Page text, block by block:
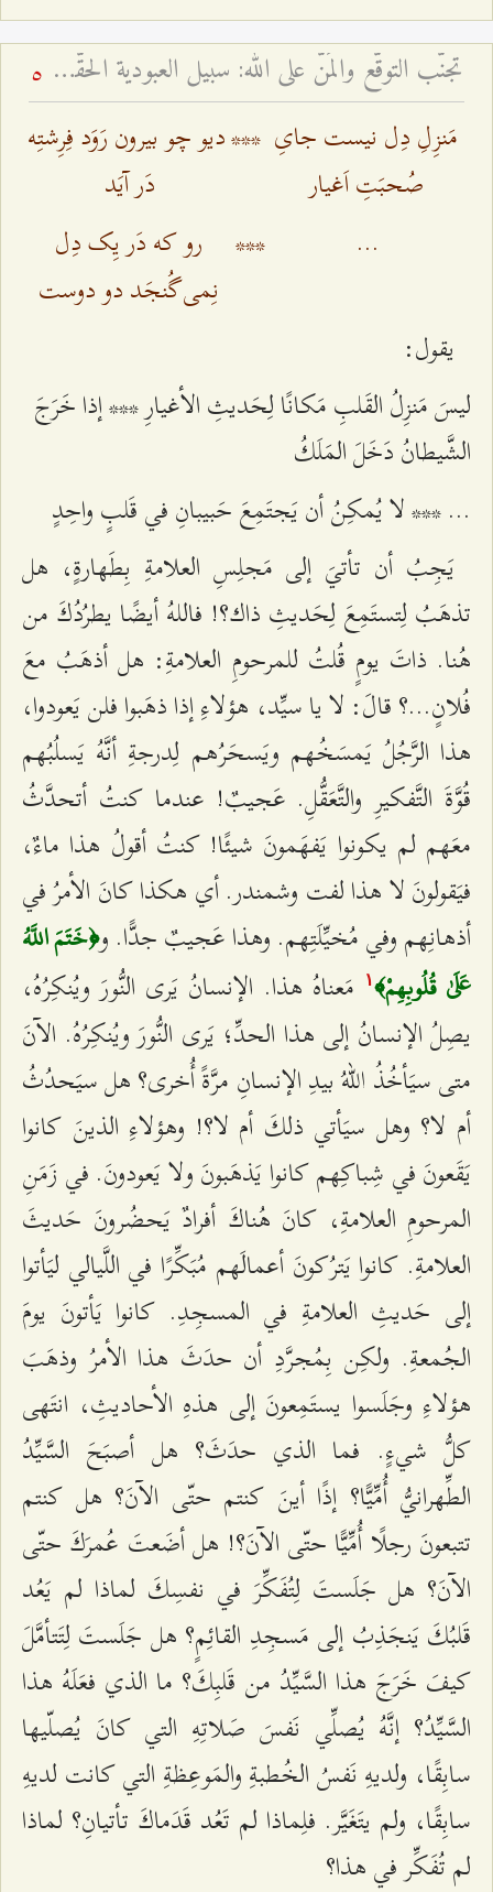
تجنّب التوقّع والمَنّ على الله: سبيل العبودية الحقّة - لسانٌ فصيحٌ وقلبٌ مُظلمٌ أم لسانٌ ألكَنٌ وقلبٌ مُضيءٌ؟ 5
مَنزِلِ دِل نیست جایِ
صُحبَتِ اَغیار
***دیو چو بیرون رَوَد فِرِشتِه
دَر آیَد
...
***
رو که دَر یِک دِل
نِمی‌گُنجَد دو دوست
يقول:
ليسَ مَنزِلُ القَلبِ مَكانًا لِحَديثِ الأغيارِ *** إذا خَرَجَ
الشَّيطانُ دَخَلَ المَلَكُ
... *** لا يُمكِنُ أن يَجتَمِعَ حَبيبانِ في قَلبٍ واحِدٍ
يَجِبُ أن تأتيَ إلى مَجلِسِ العلامةِ بِطَهارةٍ، هل
تذهَبُ لِتستَمِعَ لِحَديثِ ذاك؟! فاللهُ أيضًا يطرُدُكَ من
هُنا. ذاتَ يومٍ قُلتُ للمرحومِ العلامةِ: هل أذهَبُ معَ
فُلانٍ...؟ قالَ: لا يا سيِّد، هؤلاءِ إذا ذهَبوا فلن يَعودوا،
هذا الرَّجُلُ يَمسَخُهم ويَسحَرُهم لِدرجةِ أنَّهُ يَسلُبُهم
قُوَّةَ التَّفكيرِ والتَّعَقُّلِ. عَجيبٌ! عندما كنتُ أتحدَّثُ
معَهم لم يكونوا يَفهَمونَ شيئًا! كنتُ أقولُ هذا ماءٌ،
فيَقولونَ لا هذا لفت وشمندر. أي هكذا كانَ الأمرُ في
أذهانِهم وفي مُخيِّلَتِهم. وهذا عَجيبٌ جدًّا. و﴿خَتَمَ اللَّهُ
عَلَىٰ قُلُوبِهِمْ﴾۱
مَعناهُ هذا. الإنسانُ يَرى النُّورَ ويُنكِرُهُ،
يصِلُ الإنسانُ إلى هذا الحدِّ؛ يَرى النُّورَ ويُنكِرُهُ. الآنَ
متى سيَأخُذُ اللهُ بيدِ الإنسانِ مرَّةً أُخرى؟ هل سيَحدُثُ
أم لا؟ وهل سيَأتي ذلكَ أم لا؟! وهؤلاءِ الذينَ كانوا
يَقَعونَ في شِباكِهم كانوا يَذهَبونَ ولا يَعودونَ. في زَمَنِ
المرحومِ العلامةِ، كانَ هُناكَ أفرادٌ يَحضُرونَ حَديثَ
العلامةِ. كانوا يَترُكونَ أعمالَهم مُبَكِّرًا في اللَّيالي ليَأتوا
إلى حَديثِ العلامةِ في المسجِدِ. كانوا يَأتونَ يومَ
الجُمعةِ. ولكِن بِمُجرَّدِ أن حدَثَ هذا الأمرُ وذهَبَ
هؤلاءِ وجَلَسوا يستَمِعونَ إلى هذهِ الأحاديثِ، انتَهى
كلُّ شيءٍ. فما الذي حدَثَ؟ هل أصبَحَ السَّيِّدُ
الطِّهرانيُّ أُمِّيًّا؟ إذًا أينَ كنتم حتّى الآنَ؟ هل كنتم
تتبعونَ رجلًا أُمِّيًّا حتّى الآنَ؟! هل أضَعتَ عُمرَكَ حتّى
الآنَ؟ هل جَلَستَ لِتُفَكِّرَ في نفسِكَ لماذا لم يَعُد
قَلبُكَ يَنجَذِبُ إلى مَسجِدِ القائِمٍ؟ هل جَلَستَ لِتَتأمَّلَ
كيفَ خَرَجَ هذا السَّيِّدُ من قَلبِكَ؟ ما الذي فعَلَهُ هذا
السَّيِّدُ؟ إنَّهُ يُصلِّي نَفسَ صَلاتِهِ التي كانَ يُصلّيها
سابِقًا، ولديهِ نَفسُ الخُطبةِ والمَوعِظةِ التي كانت لديهِ
سابِقًا، ولم يتَغَيَّر. فلِماذا لم تَعُد قَدَماكَ تأتيانِ؟ لماذا
لم تُفَكِّر في هذا؟